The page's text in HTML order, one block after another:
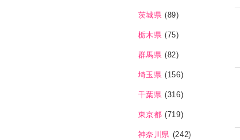
茨城県 (89)
栃木県 (75)
群馬県 (82)
埼玉県 (156)
千葉県 (316)
東京都 (719)
神奈川県 (242)